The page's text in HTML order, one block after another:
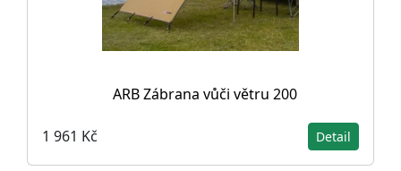
ARB Zábrana vůči větru 200
1 961 Kč Detail